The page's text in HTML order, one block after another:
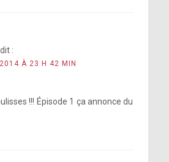
dit :
À 23 H 42 MIN
!!! Épisode 1 ça annonce du